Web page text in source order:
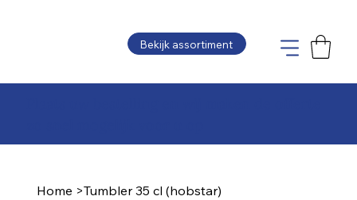
Bekijk assortiment
Home >Tumbler 35 cl (hobstar)